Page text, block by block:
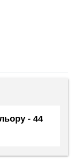
- 44